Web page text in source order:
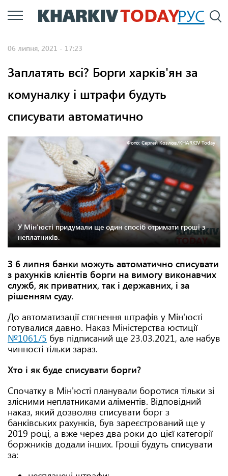
Перейти
до
РУС
06 липня, 2021 - 17:23
Заплатять всі? Борги харків'ян за
комуналку і штрафи будуть
списувати автоматично
Фото: Сергей Козлов/KHARKIV Today
У Мін'юсті придумали ще один спосіб отримати гроші з
неплатників.
З 6 липня банки можуть автоматично списувати
з рахунків клієнтів борги на вимогу виконавчих
служб, як приватних, так і державних, і за
рішенням суду.
До автоматизації стягнення штрафів у Мін'юсті
готувалися давно. Наказ Міністерства юстиції
№1061/5 був підписаний ще 23.03.2021, але набув
чинності тільки зараз.
Хто і як буде списувати борги?
Спочатку в Мін'юсті планували боротися тільки зі
злісними неплатниками аліментів. Відповідний
наказ, який дозволяв списувати борг з
банківських рахунків, був зареєстрований ще у
2019 році, а вже через два роки до цієї категорії
боржників додали інших. Гроші будуть списувати
за: